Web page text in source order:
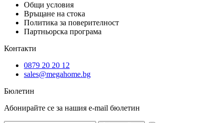
Общи условия
Връщане на стока
Политика за поверителност
Партньорска програма
Контакти
0879 20 20 12
sales@megahome.bg
Бюлетин
Абонирайте се за нашия e-mail бюлетин